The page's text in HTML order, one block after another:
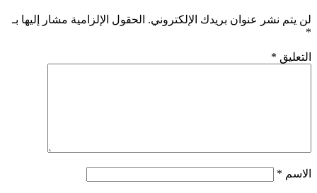
لن يتم نشر عنوان بريدك الإلكتروني. الحقول الإلزامية مشار إليها بـ
*
التعليق *
الاسم *